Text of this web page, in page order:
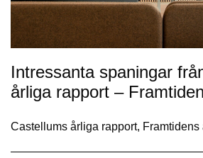
Intressanta spaningar
årliga rapport –
Castellums årliga rapport,